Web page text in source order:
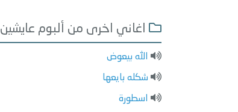
اغاني اخرى من ألبوم عايشين
الله بيعوض
شكله بايعها
اسطورة